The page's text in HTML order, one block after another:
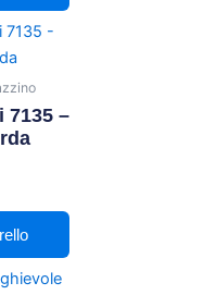
7135 –